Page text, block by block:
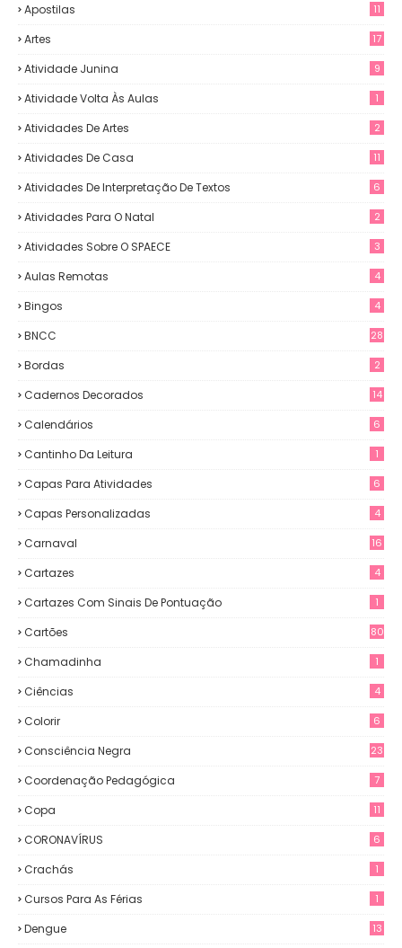
Apostilas 11
Artes 17
Atividade Junina 9
Atividade Volta Às Aulas 1
Atividades De Artes 2
Atividades De Casa 11
Atividades De Interpretação De Textos 6
Atividades Para O Natal 2
Atividades Sobre O SPAECE 3
Aulas Remotas 4
Bingos 4
BNCC 28
Bordas 2
Cadernos Decorados 14
Calendários 6
Cantinho Da Leitura 1
Capas Para Atividades 6
Capas Personalizadas 4
Carnaval 16
Cartazes 4
Cartazes Com Sinais De Pontuação 1
Cartões 80
Chamadinha 1
Ciências 4
Colorir 6
Consciência Negra 23
Coordenação Pedagógica 7
Copa 11
CORONAVÍRUS 6
Crachás 1
Cursos Para As Férias 1
Dengue 13